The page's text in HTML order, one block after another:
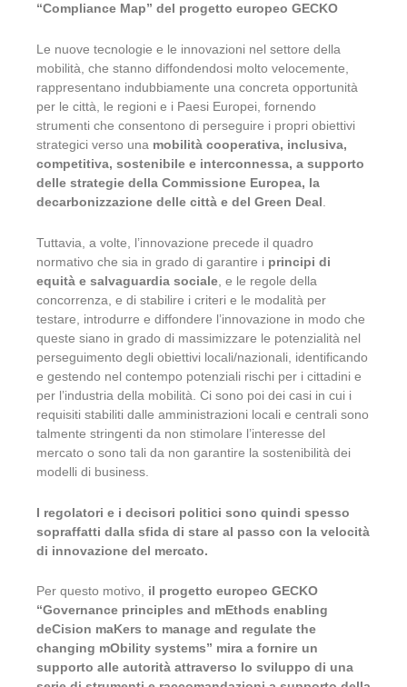
“Compliance Map” del progetto europeo GECKO
Le nuove tecnologie e le innovazioni nel settore della
mobilità, che stanno diffondendosi molto velocemente,
rappresentano indubbiamente una concreta opportunità
per le città, le regioni e i Paesi Europei, fornendo
strumenti che consentono di perseguire i propri obiettivi
strategici verso una mobilità cooperativa, inclusiva,
competitiva, sostenibile e interconnessa, a supporto
delle strategie della Commissione Europea, la
decarbonizzazione delle città e del Green Deal
Tuttavia, a volte, l’innovazione precede il quadro
normativo che sia in grado di garantire i principi di
equità e salvaguardia sociale , e le regole della
concorrenza, e di stabilire i criteri e le modalità per
testare, introdurre e diffondere l’innovazione in modo che
queste siano in grado di massimizzare le potenzialità nel
perseguimento degli obiettivi locali/nazionali, identificando
e gestendo nel contempo potenziali rischi per i cittadini e
per l’industria della mobilità. Ci sono poi dei casi in cui i
requisiti stabiliti dalle amministrazioni locali e centrali sono
talmente stringenti da non stimolare l’interesse del
mercato o sono tali da non garantire la sostenibilità dei
modelli di business.
I regolatori e i decisori politici sono quindi spesso
sopraffatti dalla sfida di stare al passo con la velocità
di innovazione del mercato.
Per questo motivo, il progetto europeo GECKO
“Governance principles and mEthods enabling
deCision maKers to manage and regulate the
changing mObility systems” mira a fornire un
supporto alle autorità attraverso lo sviluppo di una